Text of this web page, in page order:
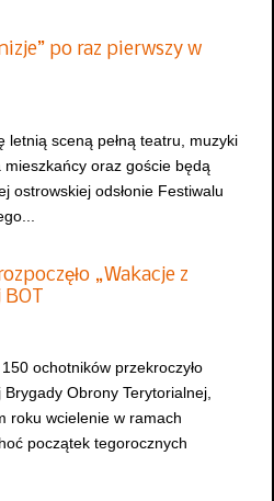
po raz pierwszy w
letnią sceną pełną teatru, muzyki
oraz goście będą
ostrowskiej odsłonie Festiwalu
„Wakacje z
ochotników przekroczyło
Obrony Terytorialnej,
roku wcielenie w ramach
początek tegorocznych